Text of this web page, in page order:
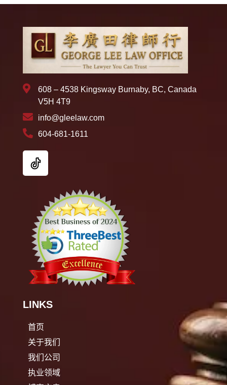
608 – 4538 Kingsway Burnaby, BC, Canada
V5H 4T9
info@gleelaw.com
604-681-1611
LINKS
首页
关于我们
我们公司
执业领域